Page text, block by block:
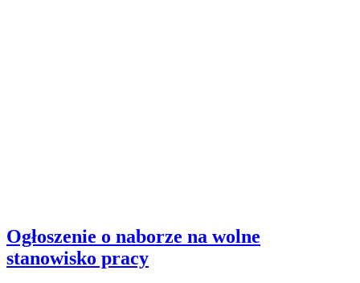
Ogłoszenie o naborze na wolne
stanowisko pracy